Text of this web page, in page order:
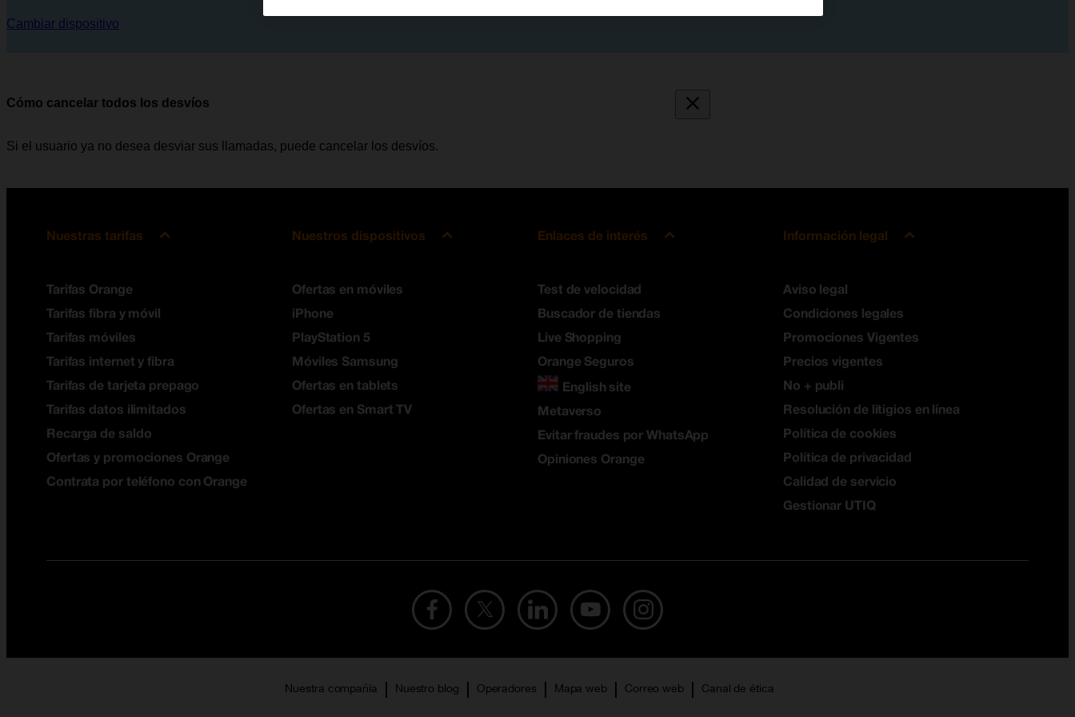
Cambiar dispositivo
Cómo cancelar todos los desvíos
Si el usuario ya no desea desviar sus llamadas, puede cancelar los desvíos.
Nuestras tarifas
Tarifas Orange
Tarifas fibra y móvil
Tarifas móviles
Tarifas internet y fibra
Tarifas de tarjeta prepago
Tarifas datos ilimitados
Recarga de saldo
Ofertas y promociones Orange
Contrata por teléfono con Orange
Nuestros dispositivos
Ofertas en móviles
iPhone
PlayStation 5
Móviles Samsung
Ofertas en tablets
Ofertas en Smart TV
Enlaces de interés
Test de velocidad
Buscador de tiendas
Live Shopping
Orange Seguros
English site
Metaverso
Evitar fraudes por WhatsApp
Opiniones Orange
Información legal
Aviso legal
Condiciones legales
Promociones Vigentes
Precios vigentes
No + publi
Resolución de litigios en línea
Política de cookies
Política de privacidad
Calidad de servicio
Gestionar UTIQ
Nuestra compañía Nuestro blog Operadores Mapa web Correo web Canal de ética